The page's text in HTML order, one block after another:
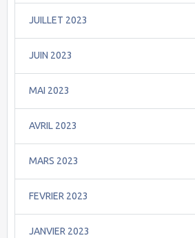
JUILLET 2023
JUIN 2023
MAI 2023
AVRIL 2023
MARS 2023
FEVRIER 2023
JANVIER 2023